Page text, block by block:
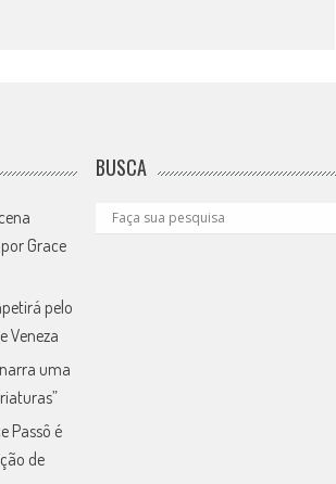
Grace
pelo
Veneza
uma
Passô é
de
BUSCA